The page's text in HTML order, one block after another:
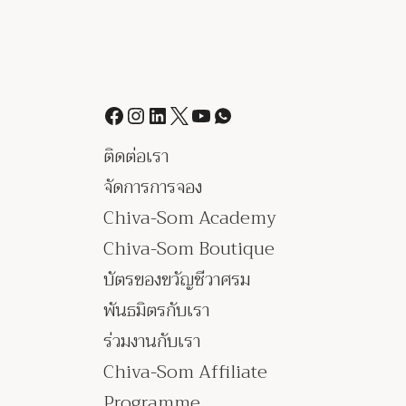
ติดต่อเรา
จัดการการจอง
Chiva-Som Academy
Chiva-Som Boutique
บัตรของขวัญชีวาศรม
พันธมิตรกับเรา
ร่วมงานกับเรา
Chiva-Som Affiliate